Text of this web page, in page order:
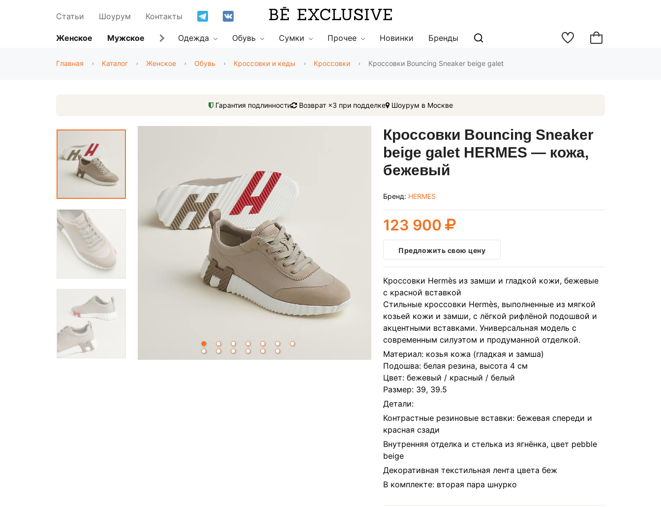
Статьи Шоурум Контакты
Женское Мужское Одежда Обувь Сумки Прочее Новинки Бренды
Главная Каталог Женское Обувь Кроссовки и кеды Кроссовки Кроссовки Bouncing Sneaker beige galet
Гарантия подлинности Возврат ×3 при подделке Шоурум в Москве
Кроссовки Bouncing Sneaker
beige galet HERMES — кожа,
бежевый
Бренд: HERMES
123 900
Предложить свою цену
Кроссовки Hermès из замши и гладкой кожи, бежевые
с красной вставкой
Стильные кроссовки Hermès, выполненные из мягкой
козьей кожи и замши, с лёгкой рифлёной подошвой и
акцентными вставками. Универсальная модель с
современным силуэтом и продуманной отделкой.
Материал: козья кожа (гладкая и замша)
Подошва: белая резина, высота 4 см
Цвет: бежевый / красный / белый
Размер: 39, 39.5
Детали:
Контрастные резиновые вставки: бежевая спереди и
красная сзади
Внутренняя отделка и стелька из ягнёнка, цвет pebble
beige
Декоративная текстильная лента цвета беж
В комплекте: вторая пара шнурко